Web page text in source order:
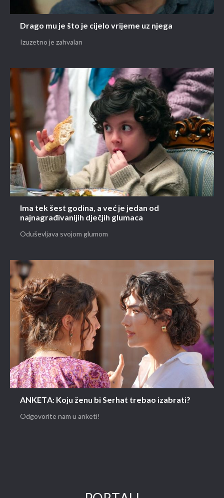
Drago mu je što je cijelo vrijeme uz njega
Izuzetno je zahvalan
Ima tek šest godina, a već je jedan od
najnagrađivanijih dječjih glumaca
Oduševljava svojom glumom
ANKETA: Koju ženu bi Serhat trebao izabrati?
Odgovorite nam u anketi!